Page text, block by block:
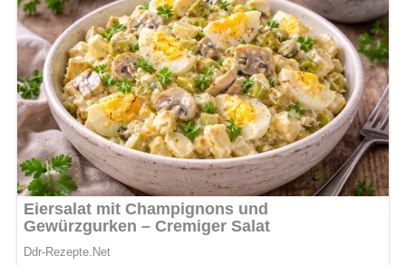
Benötigte Küchenutensilien
Schneidebrett und Messer – zum Würfeln der
Jagdwurst und Gurken sowie zum Hacken der
Zwiebeln und des Schnittlauchs
Schüssel – zum Vermischen der Zutaten
Löffel – zum Verrühren der Mayonnaise mit den
restlichen Zutaten
Aufbewahrung & Haltbarkeit